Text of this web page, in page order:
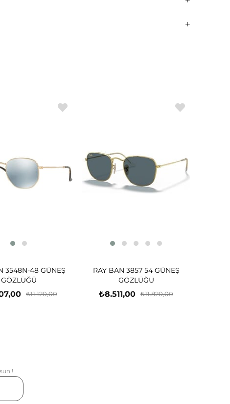
3548N-48 GÜNEŞ
GÖZLÜĞÜ
₺11.120,00
RAY BAN 3857 54 GÜNEŞ
GÖZLÜĞÜ
₺8.511,00 ₺11.820,00
!